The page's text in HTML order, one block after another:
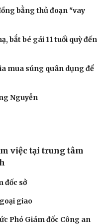
cho điểm đến du lịch
2026 có quy mô lớn nhất
tại Nhật Bản đón lượng
rời trên điện thoại?
AI tại Ấn Độ
cơ sở điện toán AI lớn